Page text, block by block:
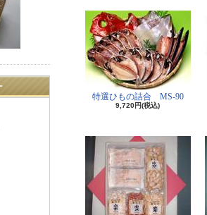
特選ひもの詰合 MS-90
9,720円(税込)